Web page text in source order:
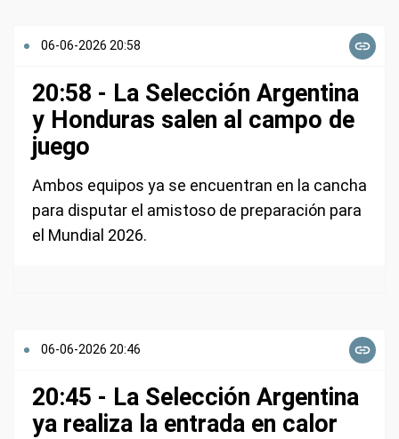
06-06-2026 20:58
20:58 - La Selección Argentina
y Honduras salen al campo de
juego
Ambos equipos ya se encuentran en la cancha
para disputar el amistoso de preparación para
el Mundial 2026.
06-06-2026 20:46
20:45 - La Selección Argentina
ya realiza la entrada en calor